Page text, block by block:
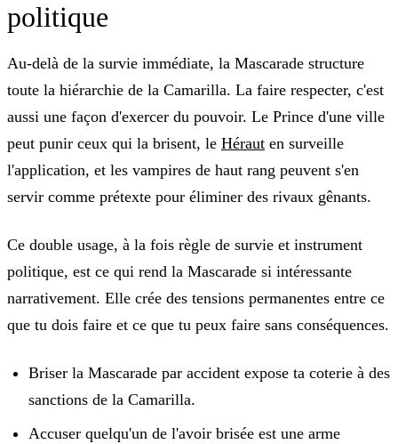
politique
Au-delà de la survie immédiate, la Mascarade structure
toute la hiérarchie de la Camarilla. La faire respecter, c'est
aussi une façon d'exercer du pouvoir. Le Prince d'une ville
peut punir ceux qui la brisent, le Héraut en surveille
l'application, et les vampires de haut rang peuvent s'en
servir comme prétexte pour éliminer des rivaux gênants.
Ce double usage, à la fois règle de survie et instrument
politique, est ce qui rend la Mascarade si intéressante
narrativement. Elle crée des tensions permanentes entre ce
que tu dois faire et ce que tu peux faire sans conséquences.
Briser la Mascarade par accident expose ta coterie à des
sanctions de la Camarilla.
Accuser quelqu'un de l'avoir brisée est une arme